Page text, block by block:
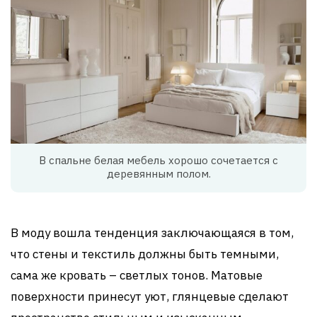
В спальне белая мебель хорошо сочетается с
деревянным полом.
В моду вошла тенденция заключающаяся в том,
что стены и текстиль должны быть темными,
сама же кровать – светлых тонов. Матовые
поверхности принесут уют, глянцевые сделают